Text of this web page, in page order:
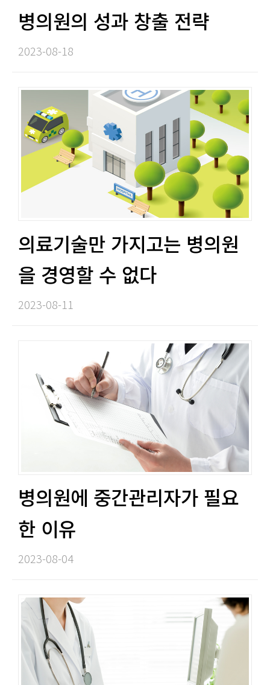
병의원의 성과 창출 전략​​
2023-08-18​
의료기술만 가지고는 병의원
을 경영할 수 없다​​
2023-08-11​
병의원에 중간관리자가 필요
한 이유​​
2023-08-04​